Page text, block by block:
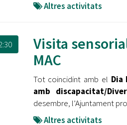
Altres activitats
Visita
MAC
Tot coincidint amb el Dia
amb discapacitat/
desembre, l’Ajuntament
Altres activitats